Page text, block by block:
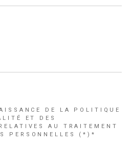
DE LA POLITIQUE
ET DES
AU TRAITEMENT
PERSONNELLES (*)*